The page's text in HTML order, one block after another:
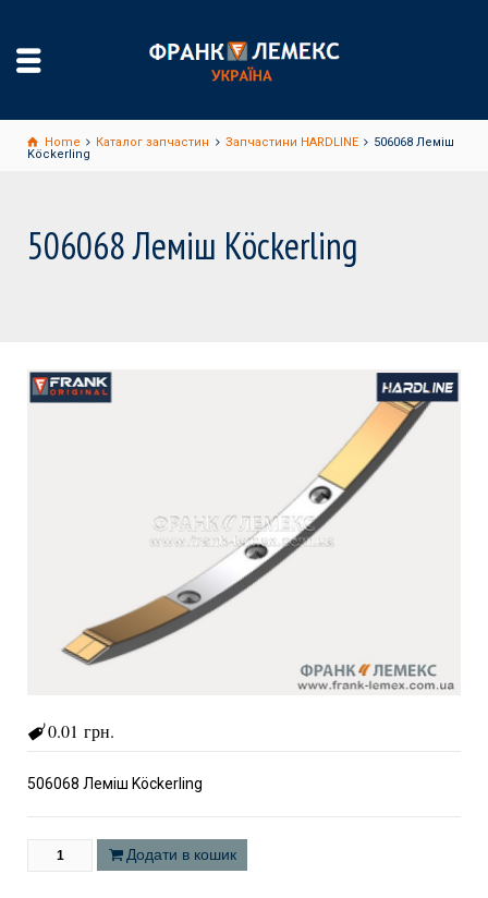
Home Каталог запчастин Запчастини HARDLINE
506068 Леміш
Köckerling
506068 Леміш Köckerling
0.01 грн.
506068 Леміш Köckerling
Додати в кошик